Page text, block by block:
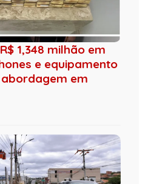
1,348 milhão em
e equipamento
em